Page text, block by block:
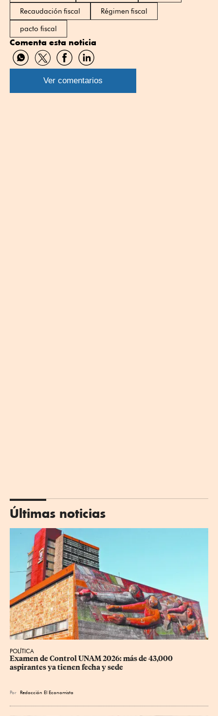
Recaudación fiscal
Régimen fiscal
pacto fiscal
Comenta esta noticia
Compartir
por
WhatsApp
Compartir
por
Twitter
Compartir
por
Facebook
Compartir
por
Linkedin
Ver comentarios
Últimas noticias
POLÍTICA
Examen de Control UNAM 2026: más de 43,000
aspirantes ya tienen fecha y sede
Por Redacción El Economista